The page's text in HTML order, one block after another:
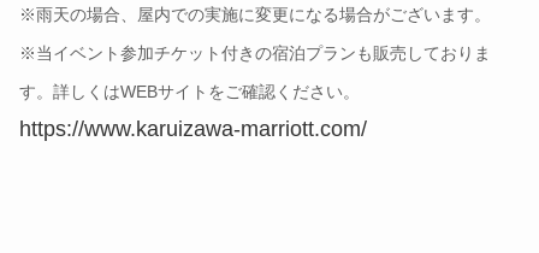
※雨天の場合、屋内での実施に変更になる場合がございます。
※当イベント参加チケット付きの宿泊プランも販売しておりま
す。詳しくはWEBサイトをご確認ください。
https://www.karuizawa-marriott.com/